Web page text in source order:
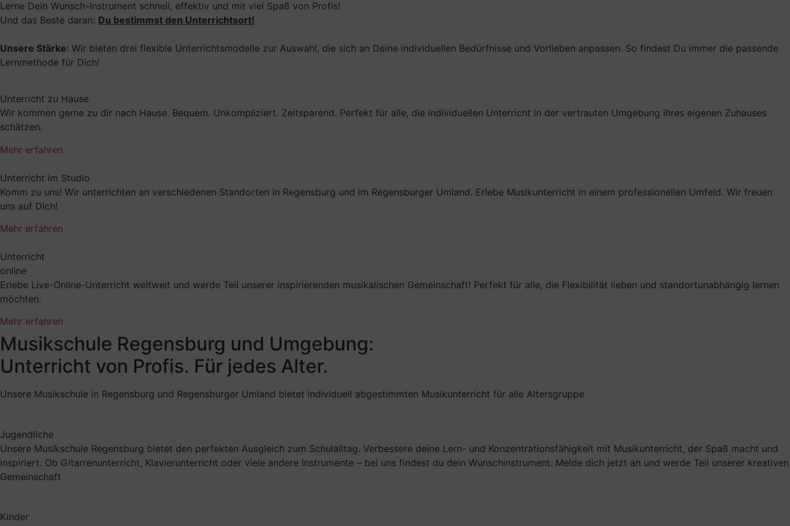
Lerne Dein Wunsch-Instrument schnell, effektiv und mit viel Spaß von Profis!
Und das Beste daran: Du bestimmst den Unterrichtsort!
Unsere Stärke: Wir bieten drei flexible Unterrichtsmodelle zur Auswahl, die sich an Deine individuellen Bedürfnisse und Vorlieben anpassen. So findest Du immer die passende
Lernmethode für Dich!
Unterricht zu Hause
Wir kommen gerne zu dir nach Hause. Bequem. Unkompliziert. Zeitsparend. Perfekt für alle, die individuellen Unterricht in der vertrauten Umgebung ihres eigenen Zuhauses
schätzen.
Mehr erfahren
Unterricht im Studio
Komm zu uns! Wir unterrichten an verschiedenen Standorten in Regensburg und im Regensburger Umland. Erlebe Musikunterricht in einem professionellen Umfeld. Wir freuen
uns auf Dich!
Mehr erfahren
Unterricht
online
Erlebe Live-Online-Unterricht weltweit und werde Teil unserer inspirierenden musikalischen Gemeinschaft! Perfekt für alle, die Flexibilität lieben und standortunabhängig lernen
möchten.
Mehr erfahren
Musikschule Regensburg und Umgebung:
Unterricht von Profis. Für jedes Alter.
Unsere Musikschule in Regensburg und Regensburger Umland bietet individuell abgestimmten Musikunterricht für alle Altersgruppe
Jugendliche
Unsere Musikschule Regensburg bietet den perfekten Ausgleich zum Schulalltag. Verbessere deine Lern- und Konzentrationsfähigkeit mit Musikunterricht, der Spaß macht und
inspiriert. Ob Gitarrenunterricht, Klavierunterricht oder viele andere Instrumente – bei uns findest du dein Wunschinstrument. Melde dich jetzt an und werde Teil unserer kreativen
Gemeinschaft
Kinder